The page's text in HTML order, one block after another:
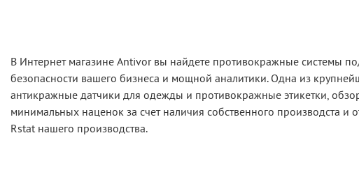
В Интернет магазине Antivor вы найдете противокражные системы
безопасности вашего бизнеса и мощной аналитики. Одна из
антикражные датчики для одежды и противокражные этикетки,
минимальных наценок за счет наличия собственного производста и
Rstat нашего производства.